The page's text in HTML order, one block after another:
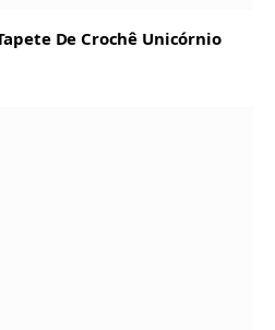
De Crochê Unicórnio